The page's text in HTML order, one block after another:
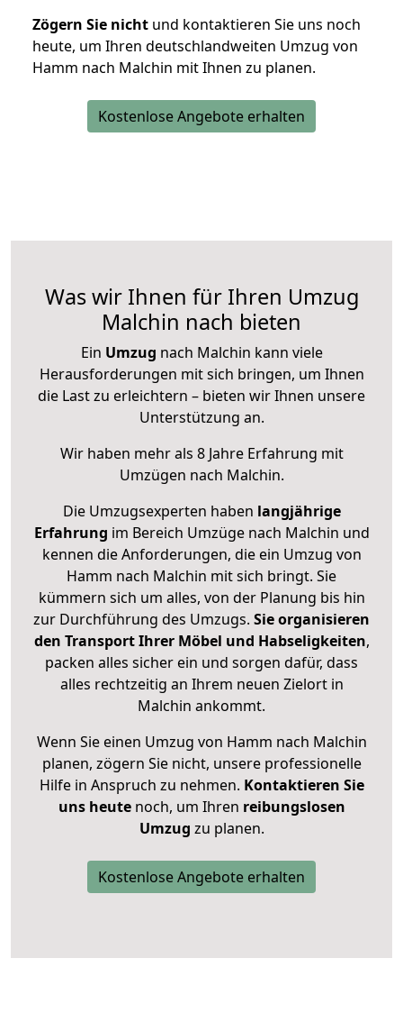
Zögern Sie nicht und kontaktieren Sie uns noch
heute, um Ihren deutschlandweiten Umzug von
Hamm nach Malchin mit Ihnen zu planen.
Kostenlose Angebote erhalten
Was wir Ihnen für Ihren Umzug
Malchin nach bieten
Ein Umzug nach Malchin kann viele
Herausforderungen mit sich bringen, um Ihnen
die Last zu erleichtern – bieten wir Ihnen unsere
Unterstützung an.
Wir haben mehr als 8 Jahre Erfahrung mit
Umzügen nach Malchin.
Die Umzugsexperten haben langjährige
Erfahrung im Bereich Umzüge nach Malchin und
kennen die Anforderungen, die ein Umzug von
Hamm nach Malchin mit sich bringt. Sie
kümmern sich um alles, von der Planung bis hin
zur Durchführung des Umzugs. Sie organisieren
den Transport Ihrer Möbel und Habseligkeiten,
packen alles sicher ein und sorgen dafür, dass
alles rechtzeitig an Ihrem neuen Zielort in
Malchin ankommt.
Wenn Sie einen Umzug von Hamm nach Malchin
planen, zögern Sie nicht, unsere professionelle
Hilfe in Anspruch zu nehmen. Kontaktieren Sie
uns heutenoch, um Ihren reibungslosen
Umzug zu planen.
Kostenlose Angebote erhalten